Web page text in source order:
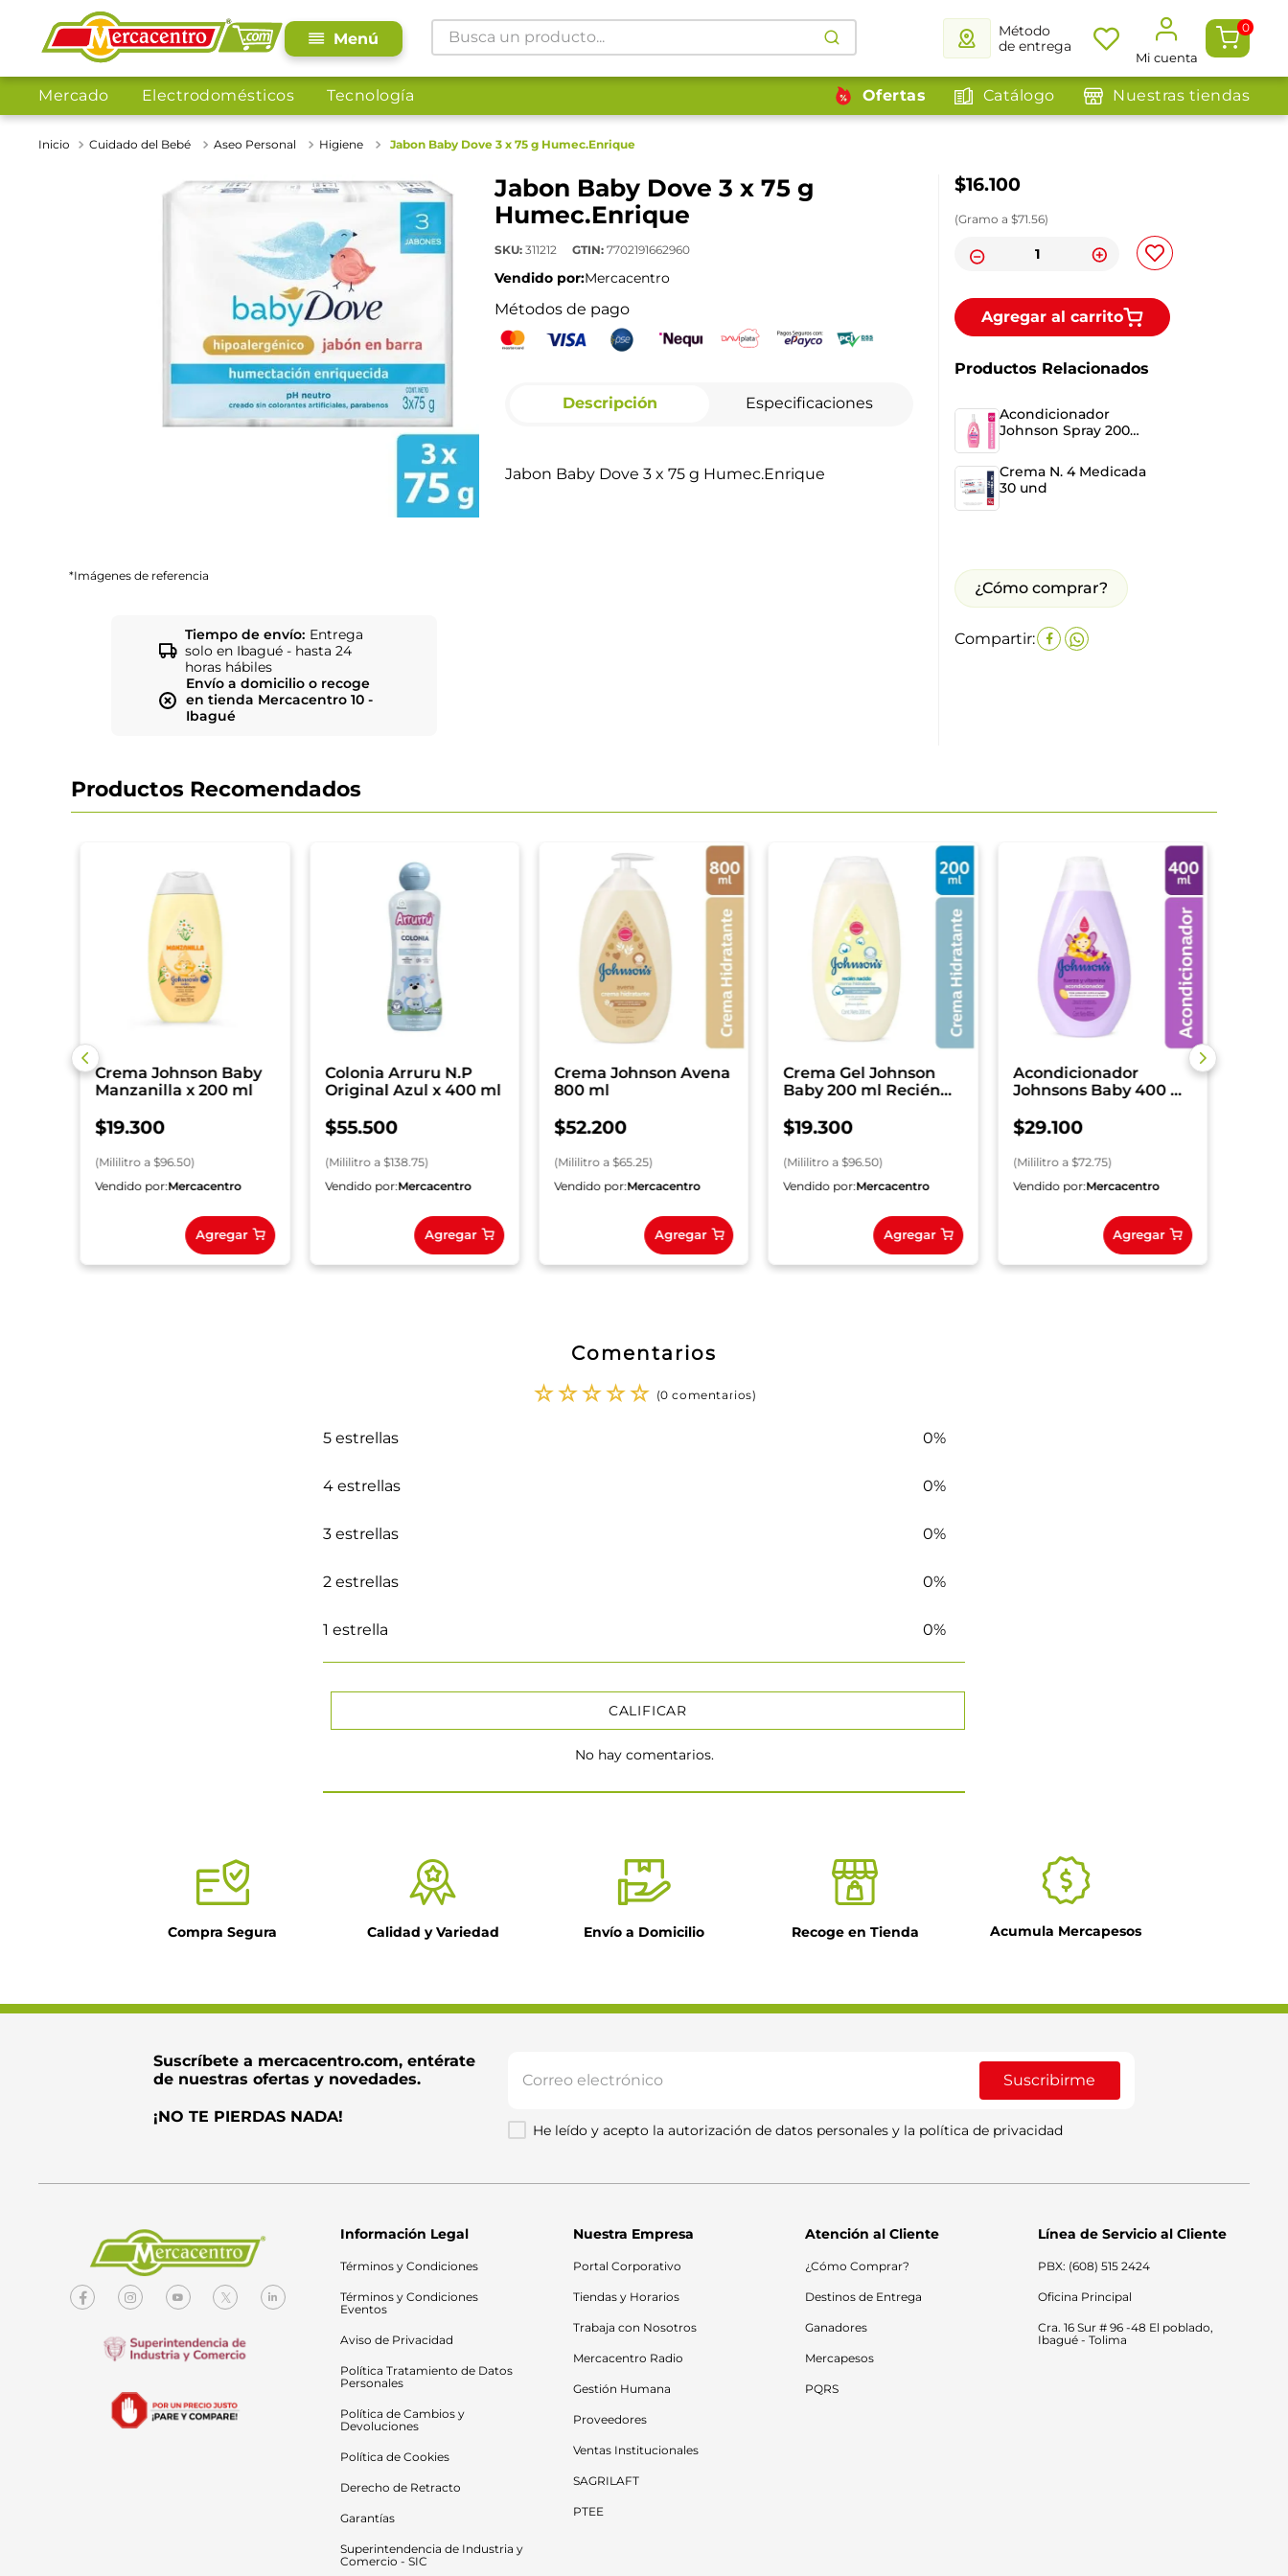
Busca un producto...
Método
de entrega
Mi cuenta
0
Mercado Electrodomésticos Tecnología Ofertas Catálogo Nuestras tiendas
Cuidado del Bebé Aseo Personal Higiene Jabon Baby Dove 3 x 75 g Humec.Enrique
*Imágenes de referencia
Tiempo de envío: Entrega
solo en Ibagué - hasta 24
horas hábiles
Envío a domicilio o recoge
en tienda Mercacentro 10 -
Ibagué
Jabon Baby Dove 3 x 75 g
Humec.Enrique
SKU: 311212 GTIN: 7702191662960
Vendido por:Mercacentro
Métodos de pago
Descripción Especificaciones
Jabon Baby Dove 3 x 75 g Humec.Enrique
$16.100
(Gramo a $71.56)
Agregar al carrito
Productos Relacionados
Acondicionador
Johnson Spray 200
Crema N. 4 Medicada
30 und
¿Cómo comprar?
Compartir:
Productos Recomendados
Crema Johnson Baby
Manzanilla x 200 ml
$19.300
(Mililitro a $96.50)
Vendido por:Mercacentro
Agregar
Colonia Arruru N.P
Original Azul x 400 ml
$55.500
(Mililitroa $138.75)
Vendido por:Mercacentro
Agregar
Crema Johnson Avena
800 ml
$52.200
(Mililitro a $65.25)
Vendido por:Mercacentro
Agregar
Crema Gel Johnson
Baby 200 ml Recién
$19.300
(Mililitro a $96.50)
Vendido por:Mercacentro
Agregar
Acondicionador
Johnsons Baby 400 ml
$29.100
(Mililitro a $72.75)
Vendido por:Mercacentro
Agregar
Comentarios
☆☆☆☆☆ (0 comentarios)
5 estrellas 0%
4 estrellas 0%
3 estrellas 0%
2 estrellas 0%
1 estrella 0%
CALIFICAR
Dirección de email
Escribe un comentario
Enviar comentario
No hay comentarios.
Compra Segura Calidad y Variedad Envío a Domicilio Recoge en Tienda Acumula Mercapesos
Suscríbete a mercacentro.com, entérate
de nuestras ofertas y novedades.
¡NO TE PIERDAS NADA!
Suscribirme
He leído y acepto la autorización de datos personales y la política de privacidad
Información Legal
Términos y Condiciones
Términos y Condiciones
Eventos
Aviso de Privacidad
Política Tratamiento de Datos
Personales
Política de Cambios y
Devoluciones
Política de Cookies
Derecho de Retracto
Garantías
Superintendencia de Industria y
Comercio - SIC
Nuestra Empresa
Portal Corporativo
Tiendas y Horarios
Trabaja con Nosotros
Mercacentro Radio
Gestión Humana
Proveedores
Ventas Institucionales
SAGRILAFT
PTEE
Atención al Cliente
¿Cómo Comprar?
Destinos de Entrega
Ganadores
Mercapesos
PQRS
Línea de Servicio al Cliente
PBX: (608) 515 2424
Oficina Principal
Cra. 16 Sur # 96 -48 El poblado,
Ibagué - Tolima